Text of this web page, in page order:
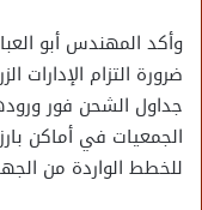
وأكد المهندس أبو
ضرورة التزام الإدارات
جداول الشحن فور
الجمعيات في أماكن
للخطط الواردة من